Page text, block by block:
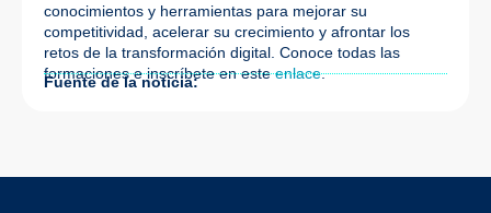
conocimientos y herramientas para mejorar su
competitividad, acelerar su crecimiento y afrontar los
retos de la transformación digital. Conoce todas las
formaciones e inscríbete en esteenlace.
Fuente de la noticia: